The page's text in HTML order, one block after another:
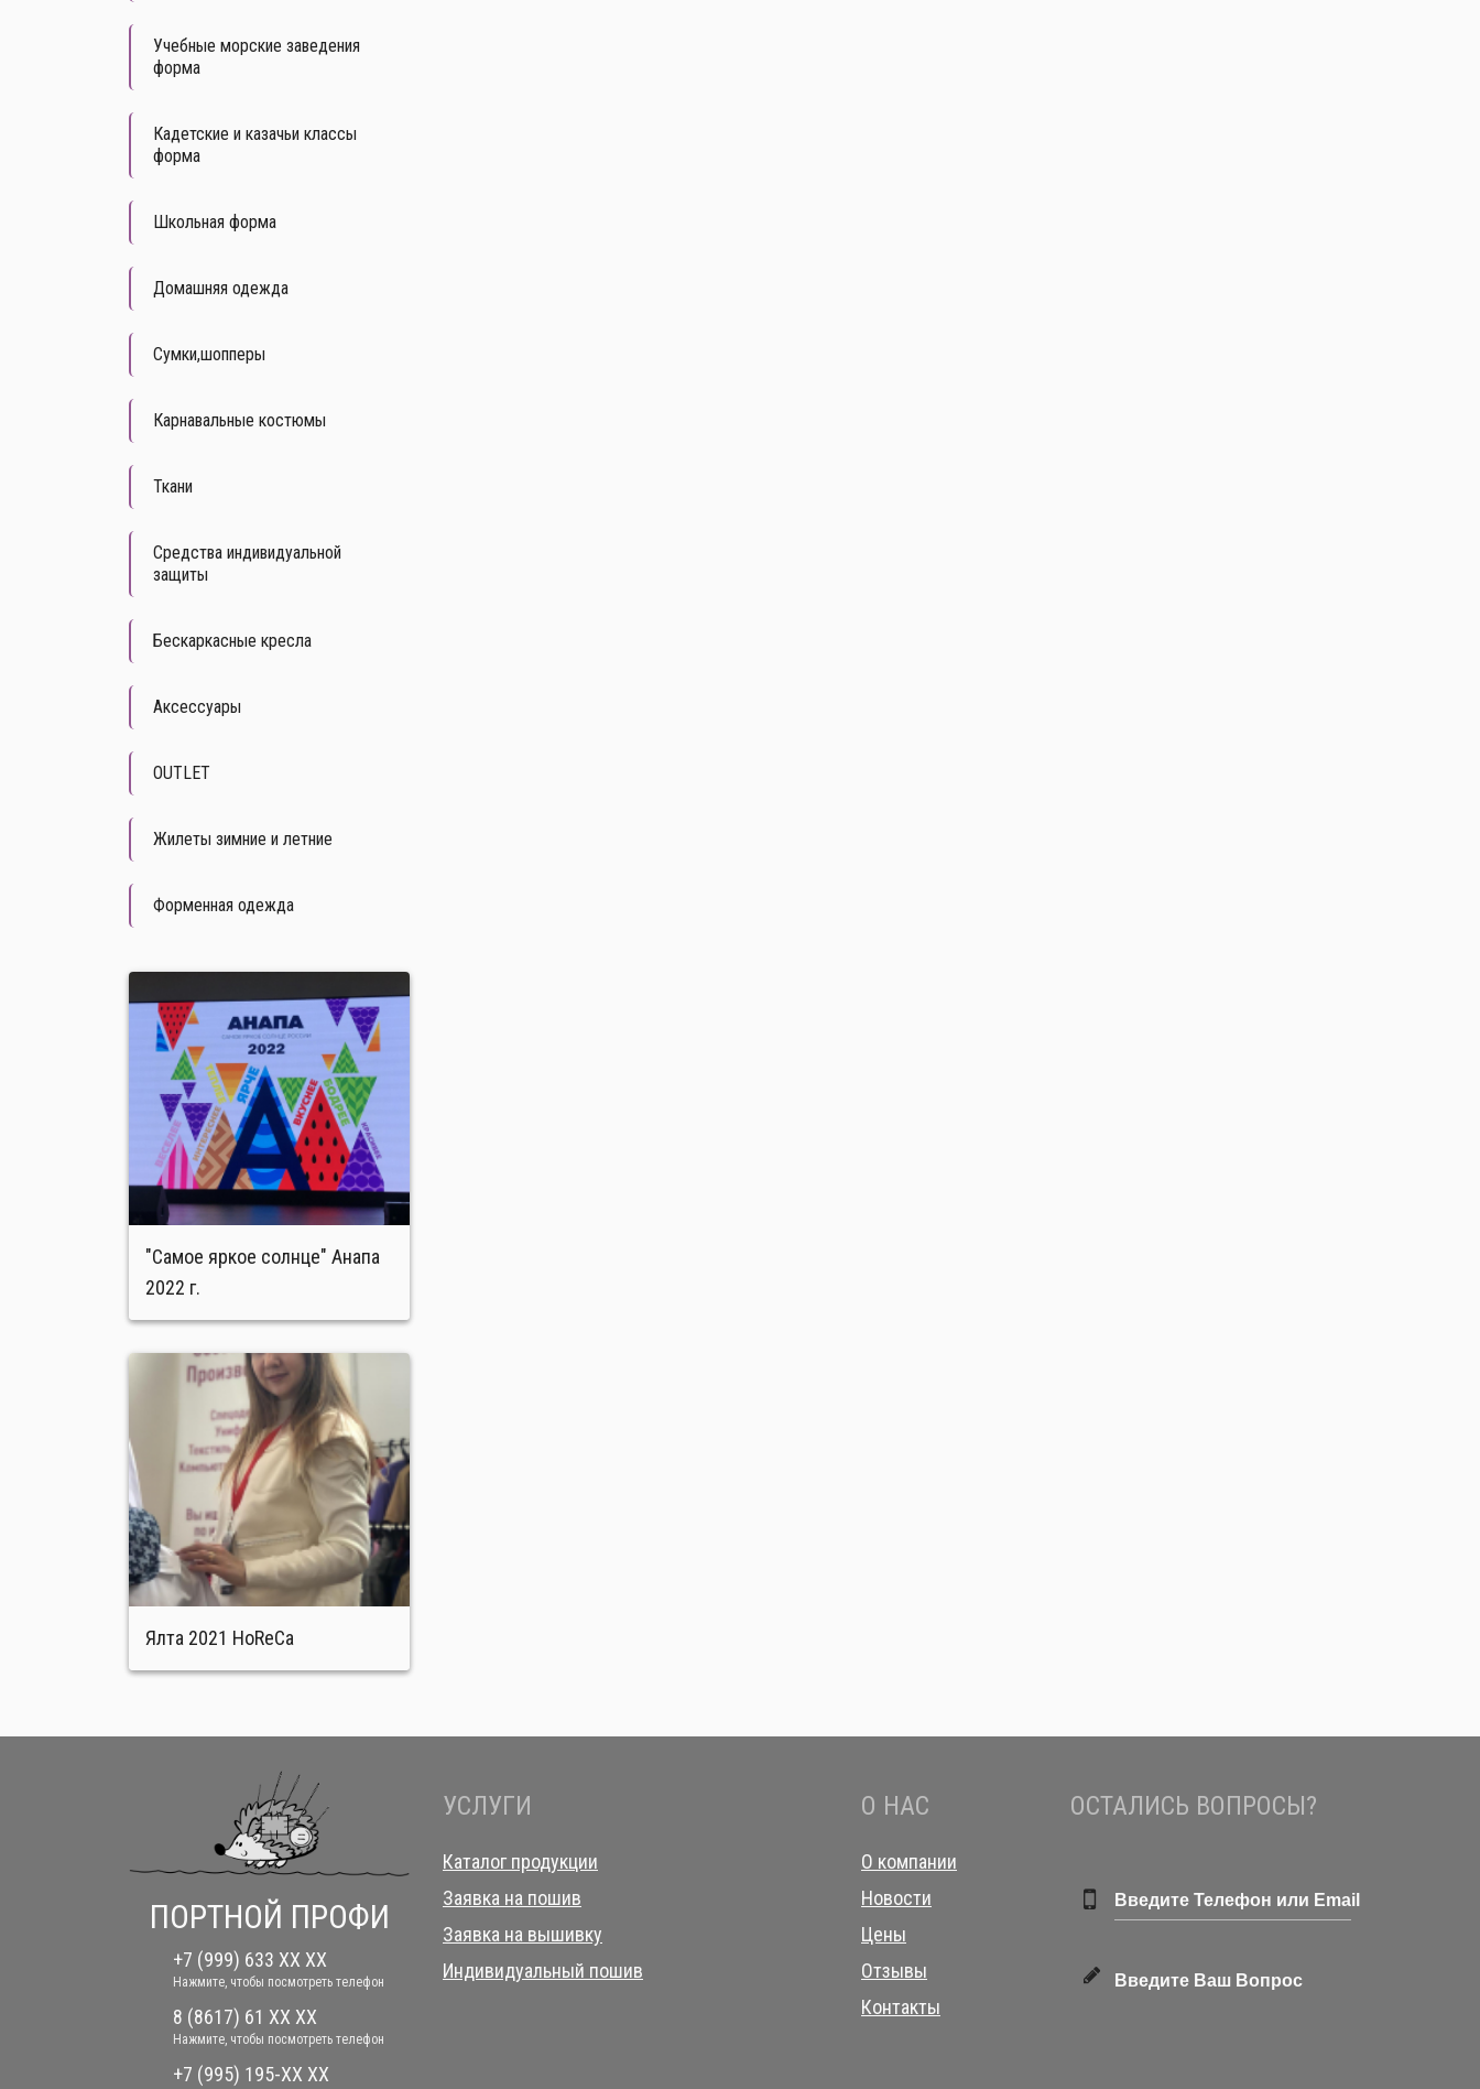
Учебные морские заведения
форма
Кадетские и казачьи классы
форма
Школьная форма
Домашняя одежда
Сумки,шопперы
Карнавальные костюмы
Ткани
Средства индивидуальной
защиты
Бескаркасные кресла
Аксессуары
OUTLET
Жилеты зимние и летние
Форменная одежда
"Самое яркое солнце" Анапа
2022 г.
Ялта 2021 HoReCa
ПОРТНОЙ ПРОФИ
+7 (999) 633 XX XX
Нажмите, чтобы посмотреть телефон
8 (8617) 61 XX XX
Нажмите, чтобы посмотреть телефон
+7 (995) 195-XX XX
УСЛУГИ
Каталог продукции
Заявка на пошив
Заявка на вышивку
Индивидуальный пошив
О НАС
О компании
Новости
Цены
Отзывы
Контакты
ОСТАЛИСЬ ВОПРОСЫ?
Введите Телефон или Email
Введите Ваш Вопрос